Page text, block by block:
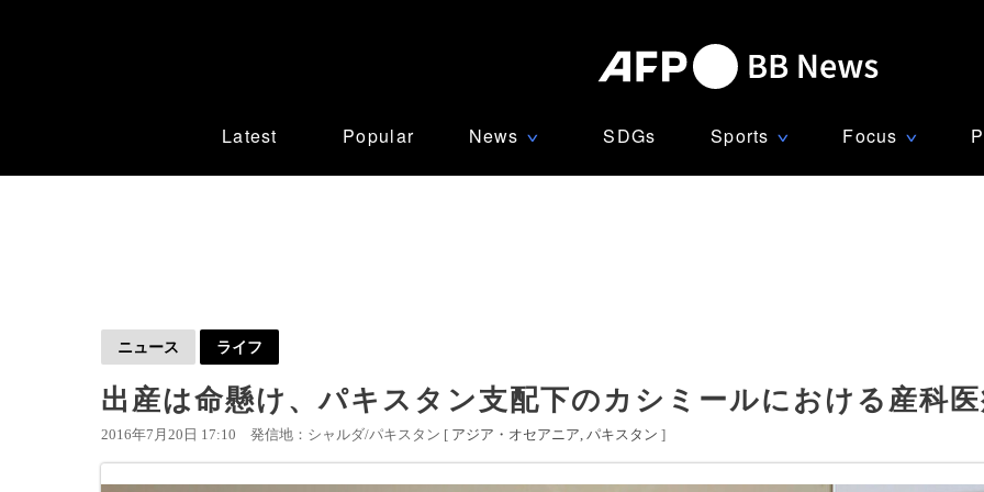
Latest Popular News ∨ SDGs Sports ∨ Focus ∨
ニュース ライフ
出産は命懸け、パキスタン支配下のカシミールにおける産科
2016年7月20日 17:10 発信地：シャルダ/パキスタン [ アジア・オセアニア パキスタン ]